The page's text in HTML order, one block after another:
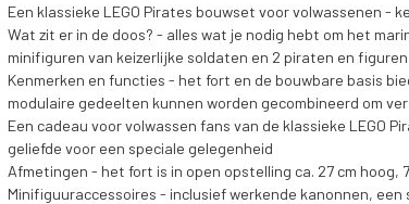
Een klassieke LEGO Pirates bouwset voor volwassenen
Wat zit er in de doos? - alles wat je nodig hebt om het
minifiguren van keizerlijke soldaten en 2 piraten en
Kenmerken en functies - het fort en de bouwbare basis
modulaire gedeelten kunnen worden gecombineerd om
Een cadeau voor volwassen fans van de klassieke LEGO
geliefde voor een speciale gelegenheid
Afmetingen - het fort is in open opstelling ca. 27 cm hoog,
Minifiguuraccessoires - inclusief werkende kanonnen,